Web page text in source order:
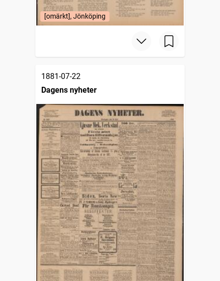
[omärkt], Jönköping
1881-07-22
Dagens nyheter